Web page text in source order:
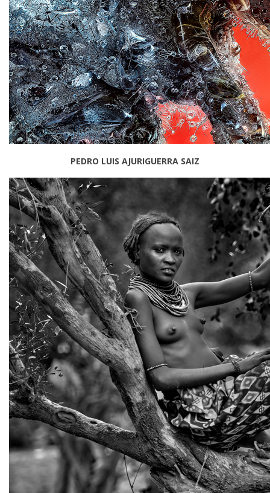
PEDRO LUIS AJURIGUERRA SAIZ